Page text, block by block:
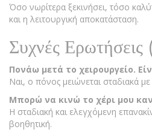
Όσο νωρίτερα ξεκινήσει, τόσο
και η λειτουργική αποκατάσταση.
Συχνές Ερωτήσεις
Πονάω μετά το χειρουργείο.
Ναι, ο πόνος μειώνεται σταδιακά
Μπορώ να κινώ το χέρι μου
Η σταδιακή και ελεγχόμενη
βοηθητική.